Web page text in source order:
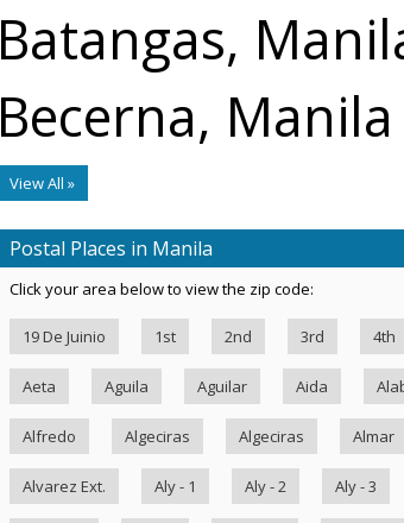
Batangas,
Becerna, Manila
View All »
Postal Places in Manila
Click your area below to view the zip code:
19 De Juinio 1st 2nd 3rd 4th
Aeta Aguila Aguilar Aida
Alfredo Algeciras Algeciras Almar
Alvarez Ext. Aly - 1 Aly - 2 Aly - 3